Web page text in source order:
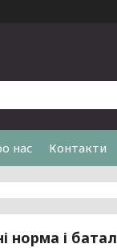
нас Контакти
норма і